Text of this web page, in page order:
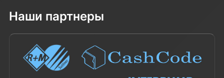
Наши партнеры